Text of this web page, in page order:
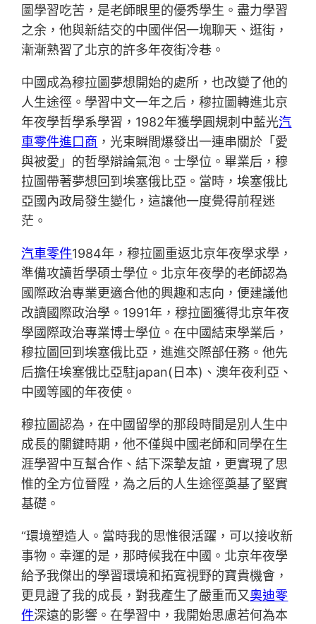
圖學習吃苦，是老師眼里的優秀學生。盡力學習
之余，他與新結交的中國伴侶一塊聊天、逛街，
漸漸熟習了北京的許多年夜街冷巷。
中國成為穆拉圖夢想開始的處所，也改變了他的
人生途徑。學習中文一年之后，穆拉圖轉進北京
年夜學哲學系學習，1982年獲學圓規刺中藍光汽
車零件進口商 ，光束瞬間爆發出一連串關於「愛
與被愛」的哲學辯論氣泡。士學位。畢業后，穆
拉圖帶著夢想回到埃塞俄比亞。當時，埃塞俄比
亞國內政局發生變化，這讓他一度覺得前程迷
茫。
汽車零件1984年，穆拉圖重返北京年夜學求學，
準備攻讀哲學碩士學位。北京年夜學的老師認為
國際政治專業更適合他的興趣和志向，便建議他
改讀國際政治學。1991年，穆拉圖獲得北京年夜
學國際政治專業博士學位。在中國結束學業后，
穆拉圖回到埃塞俄比亞，進進交際部任務。他先
后擔任埃塞俄比亞駐japan(日本)、澳年夜利亞、
中國等國的年夜使。
穆拉圖認為，在中國留學的那段時間是別人生中
成長的關鍵時期，他不僅與中國老師和同學在生
涯學習中互幫合作、結下深摯友誼，更實現了思
惟的全方位晉陞，為之后的人生途徑奠基了堅實
基礎。
“環境塑造人。當時我的思惟很活躍，可以接收新
事物。幸運的是，那時候我在中國。北京年夜學
給予我傑出的學習環境和拓寬視野的寶貴機會，
更見證了我的成長，對我產生了嚴重而又奧迪零
件深遠的影響。在學習中，我開始思慮若何為本